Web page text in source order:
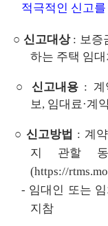
적극적인 신고를
○ 신고대상 : 보증
하는 주택 임
○ 신고내용 :
보, 임대료·계
○ 신고방법 : 계
지 관할
(https://
- 임대인 또는
지참